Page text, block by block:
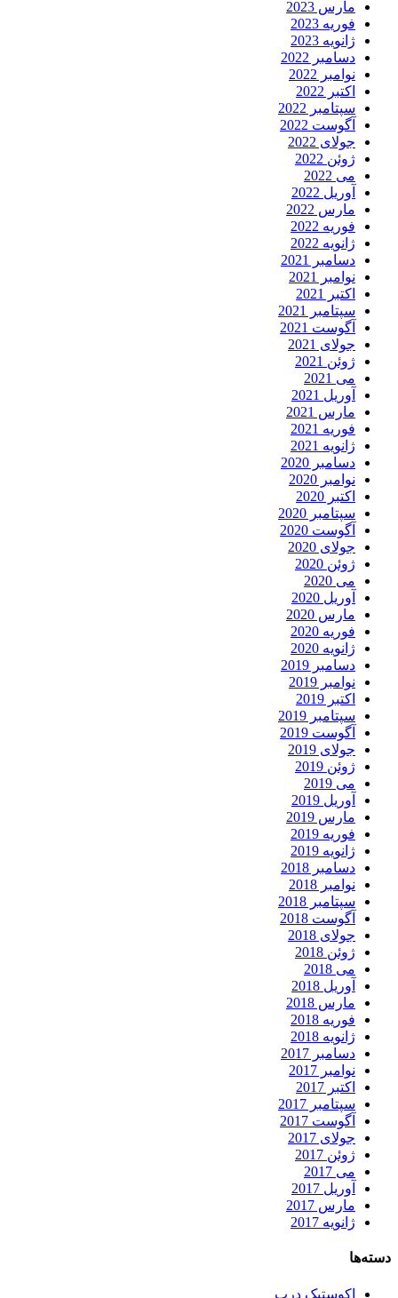
مارس 2023
فوریه 2023
ژانویه 2023
دسامبر 2022
نوامبر 2022
اکتبر 2022
سپتامبر 2022
آگوست 2022
جولای 2022
ژوئن 2022
می 2022
آوریل 2022
مارس 2022
فوریه 2022
ژانویه 2022
دسامبر 2021
نوامبر 2021
اکتبر 2021
سپتامبر 2021
آگوست 2021
جولای 2021
ژوئن 2021
می 2021
آوریل 2021
مارس 2021
فوریه 2021
ژانویه 2021
دسامبر 2020
نوامبر 2020
اکتبر 2020
سپتامبر 2020
آگوست 2020
جولای 2020
ژوئن 2020
می 2020
آوریل 2020
مارس 2020
فوریه 2020
ژانویه 2020
دسامبر 2019
نوامبر 2019
اکتبر 2019
سپتامبر 2019
آگوست 2019
جولای 2019
ژوئن 2019
می 2019
آوریل 2019
مارس 2019
فوریه 2019
ژانویه 2019
دسامبر 2018
نوامبر 2018
سپتامبر 2018
آگوست 2018
جولای 2018
ژوئن 2018
می 2018
آوریل 2018
مارس 2018
فوریه 2018
ژانویه 2018
دسامبر 2017
نوامبر 2017
اکتبر 2017
سپتامبر 2017
آگوست 2017
جولای 2017
ژوئن 2017
می 2017
آوریل 2017
مارس 2017
ژانویه 2017
دسته‌ها
اکوستیک درب